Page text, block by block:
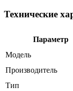
Технические
Параметр
Модель
Производитель
Тип